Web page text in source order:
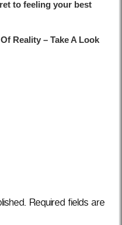
Required fields are